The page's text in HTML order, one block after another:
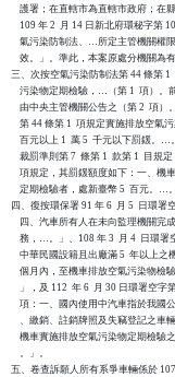
護署；在直轄市為直轄市政府；
109 年 2  月 14 日新北府環秘字
氣污染防制法、…所定主管機關
效。」。準此，本案原處分機關為
三、次按空氣污染防制法第 44 條第
污染物定期檢驗，…（第 1  項）
由中央主管機關公告之（第 2  項
第 44 條第 1  項規定實施排放空
百元以上 1  萬 5  千元以下罰鍰
裁罰準則第 7  條第 1  款第 1  目
項規定，其罰鍰額度如下：一、
定期檢驗者，處新臺幣 5  百元。…
四、復按環保署 91 年 6  月 5  日環
四、汽車所有人在未向監理機關
務，…。」、108 年 3  月 4  日
中華民國設籍且出廠滿 5  年以上
個月內，至機車排放空氣污染物檢
」，及 112  年 6  月 30 日環署
項：一、國內使用中汽車指於我
、繳銷、註銷牌照及失竊登記之
機車實施排放空氣污染物定期檢
    。」。
五、卷查訴願人所有系爭車輛係於